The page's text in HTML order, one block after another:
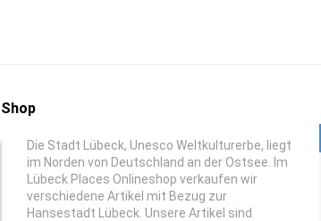
Die Stadt Lübeck, Unesco Weltkulturerbe, liegt
im Norden von Deutschland an der Ostsee. Im
Lübeck Places Onlineshop verkaufen wir
verschiedene Artikel mit Bezug zur
Hansestadt Lübeck. Unsere Artikel sind